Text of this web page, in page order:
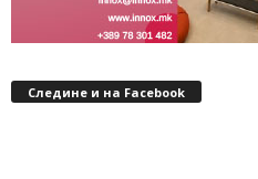
Следине и на Facebook